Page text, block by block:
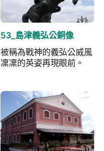
53_島津義弘公銅像
被稱為戰神的義弘公威風
凜凜的英姿再現眼前。